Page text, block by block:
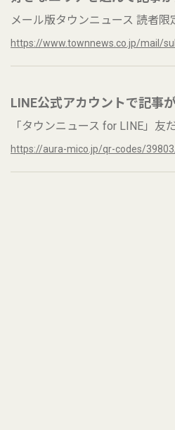
メール版タウンニュース 読者
https://www.townnews.co.jp/mail/
LINE公式アカウントで記事
「タウンニュース for LINE」友
https://aura-mico.jp/qr-codes/